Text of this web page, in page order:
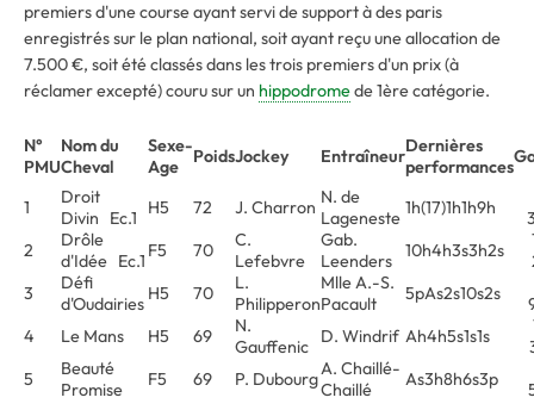
premiers d'une course ayant servi de support à des paris
enregistrés sur le plan national, soit ayant reçu une allocation de
7.500 €, soit été classés dans les trois premiers d'un prix (à
réclamer excepté) couru sur un hippodromede 1ère catégorie.
N°
PMU
Nom du
Cheval
Sexe-
Age
PoidsJockey EntraîneurDernières
performances
1
Droit
Divin Ec.1
H5 72 J. Charron N. de
Lageneste 1h(17)1h1h9h
2
Drôle
d'Idée Ec.1 F5 70
C.
Lefebvre
Gab.
Leenders
10h4h3s3h2s
3
Défi
d'Oudairies H5 70
L.
Philipperon
Mlle A.-S.
Pacault
5pAs2s10s2s
4
Le Mans H5 69
N.
Gauffenic
D. Windrif Ah4h5s1s1s
5
Beauté
Promise
F5 69 P. DubourgA. Chaillé-
Chaillé
As3h8h6s3p